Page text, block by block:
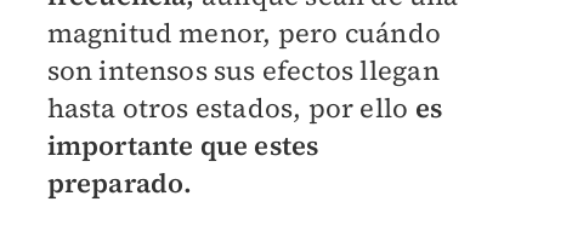
magnitud menor, pero cuándo
son intensos sus efectos llegan
hasta otros estados, por ello es
importante que estes
preparado.